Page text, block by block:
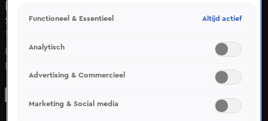
Seizoen 1, aflevering 5
11 sep 2016, 11:30
Bekijk aflevering 5 van Dierenpark Emmen: De Grote
Expeditie uit seizoen 1 hier. Deze aflevering is uitgezonden
op 11 september, 11:30 uur bij SBS6. Dierenpark Emmen: De
voor alle leeftijden
Functioneel & Essentieel Altijd actief
Analytisch
Advertising & Commercieel
Marketing & Social media